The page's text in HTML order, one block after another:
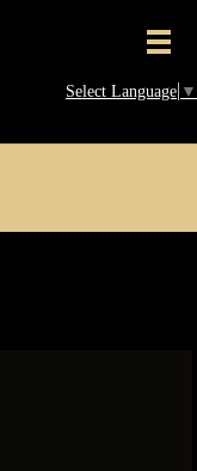
Select Language ▼
メ